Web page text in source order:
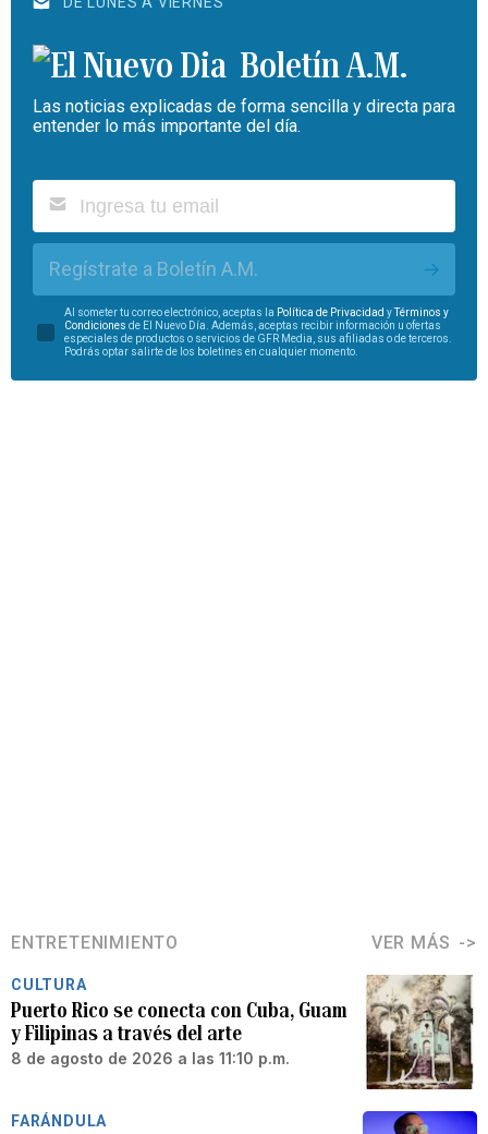
Boletín A.M.
Las noticias explicadas de forma sencilla y directa para
entender lo más importante del día.
Regístrate a Boletín A.M.
Al someter tu correo electrónico, aceptas la Política de Privacidad yTérminos y
Condiciones de El Nuevo Día. Además, aceptas recibir información u ofertas
especiales de productos o servicios de GFR Media, sus afiliadas o de terceros.
Podrás optar salirte de los boletines en cualquier momento.
ENTRETENIMIENTO VER MÁS
CULTURA
Puerto Rico se conecta con Cuba, Guam
y Filipinas a través del arte
8 de agosto de 2026 a las 11:10 p.m.
FARÁNDULA